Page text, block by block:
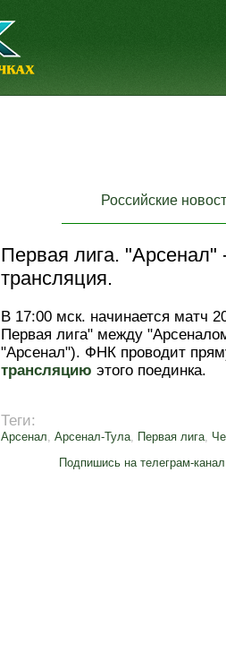
Российские
Первая лига.
трансляция.
В 17:00 мск. начинается матч
Первая лига" между
"Арсенал"). ФНК проводит
трансляцию этого поединка.
Теги:
Арсенал, Арсенал-Тула, Первая лига,
Подпишись на телеграм-